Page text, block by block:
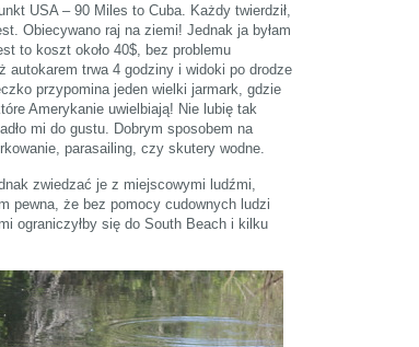
USA – 90 Miles to Cuba. Każdy twierdził,
Obiecywano raj na ziemi! Jednak ja byłam
to koszt około 40$, bez problemu
autokarem trwa 4 godziny i widoki po drodze
przypomina jeden wielki jarmark, gdzie
Amerykanie uwielbiają! Nie lubię tak
mi do gustu. Dobrym sposobem na
parasailing, czy skutery wodne.
zwiedzać je z miejscowymi ludźmi,
pewna, że bez pomocy cudownych ludzi
ograniczyłby się do South Beach i kilku